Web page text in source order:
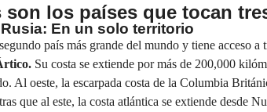
son los países que tocan
En un solo territorio
país más grande del mundo y tiene acceso a
Su costa se extiende por más de 200,000
Al oeste, la escarpada costa de la Columbia
que al este, la costa atlántica se extiende desde